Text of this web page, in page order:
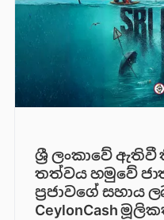
ශ්‍රී ලංකාවේ
තත්වය හමුවේ
ප්‍රජාවගේ සහාය
CeylonCash